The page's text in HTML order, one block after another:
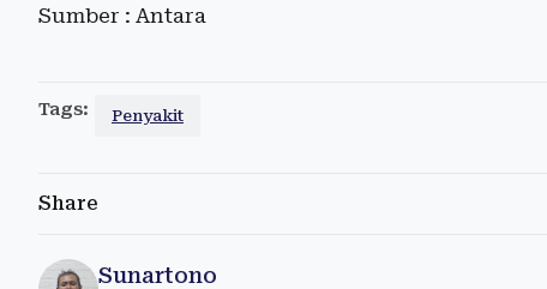
Sumber : Antara
Tags: Penyakit
Share
Sunartono